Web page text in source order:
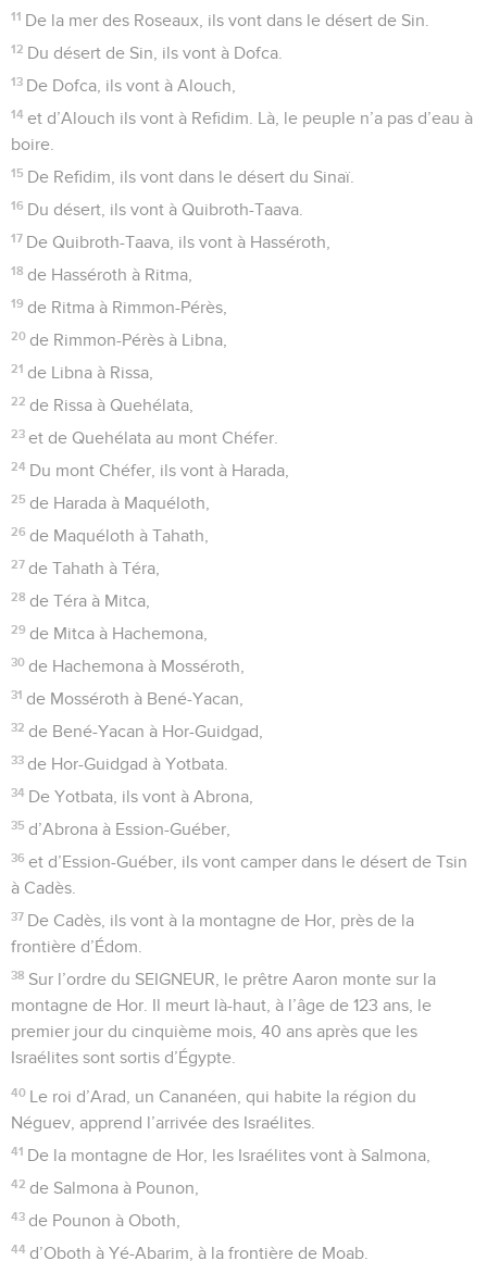
11 De la mer des Roseaux, ils vont dans le désert de Sin.
12 Du désert de Sin, ils vont à Dofca.
13 De Dofca, ils vont à Alouch,
14 et d’Alouch ils vont à Refidim. Là, le peuple n’a pas d’eau à
boire.
15 De Refidim, ils vont dans le désert du Sinaï.
16 Du désert, ils vont à Quibroth-Taava.
17 De Quibroth-Taava, ils vont à Hasséroth,
18 de Hasséroth à Ritma,
19 de Ritma à Rimmon-Pérès,
20 de Rimmon-Pérès à Libna,
21 de Libna à Rissa,
22 de Rissa à Quehélata,
23 et de Quehélata au mont Chéfer.
24 Du mont Chéfer, ils vont à Harada,
25 de Harada à Maquéloth,
26 de Maquéloth à Tahath,
27 de Tahath à Téra,
28 de Téra à Mitca,
29 de Mitca à Hachemona,
30 de Hachemona à Mosséroth,
31 de Mosséroth à Bené-Yacan,
32 de Bené-Yacan à Hor-Guidgad,
33 de Hor-Guidgad à Yotbata.
34 De Yotbata, ils vont à Abrona,
35 d’Abrona à Ession-Guéber,
36 et d’Ession-Guéber, ils vont camper dans le désert de Tsin
à Cadès.
37 De Cadès, ils vont à la montagne de Hor, près de la
frontière d’Édom.
38 Sur l’ordre du SEIGNEUR, le prêtre Aaron monte sur la
montagne de Hor. Il meurt là-haut, à l’âge de 123 ans, le
premier jour du cinquième mois, 40 ans après que les
Israélites sont sortis d’Égypte.
40 Le roi d’Arad, un Cananéen, qui habite la région du
Néguev, apprend l’arrivée des Israélites.
41 De la montagne de Hor, les Israélites vont à Salmona,
42 de Salmona à Pounon,
43 de Pounon à Oboth,
44 d’Oboth à Yé-Abarim, à la frontière de Moab.